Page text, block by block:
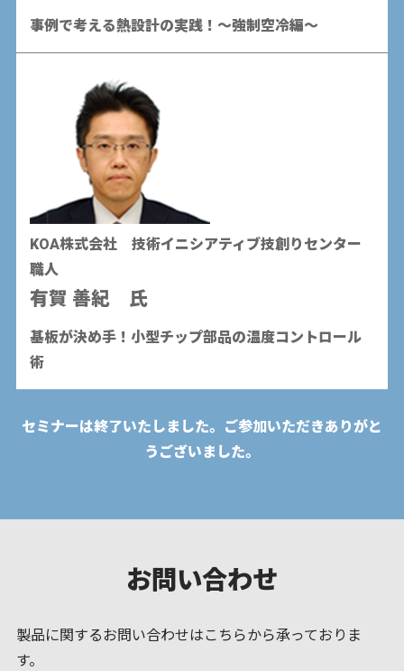
事例で考える熱設計の実践！～強制空冷編～
KOA株式会社 技術イニシアティブ技創りセンター
職人
有賀 善紀 氏
基板が決め手！小型チップ部品の温度コントロール
術
セミナーは終了いたしました。ご参加いただきありがと
うございました。
お問い合わせ
製品に関するお問い合わせはこちらから承っておりま
す。